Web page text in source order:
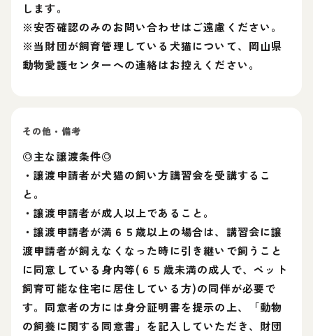
します。
※安否確認のみのお問い合わせはご遠慮ください。
※当財団が飼育管理している犬猫について、岡山県
動物愛護センターへの連絡はお控えください。
その他・備考
◎主な譲渡条件◎
・譲渡申請者が犬猫の飼い方講習会を受講するこ
と。
・譲渡申請者が成人以上であること。
・譲渡申請者が満６５歳以上の場合は、講習会に譲
渡申請者が飼えなくなった時に引き継いで飼うこと
に同意している身内等(６５歳未満の成人で、ペット
飼育可能な住宅に居住している方)の同伴が必要で
す。同意者の方には身分証明書を提示の上、「動物
の飼養に関する同意書」を記入していただき、財団